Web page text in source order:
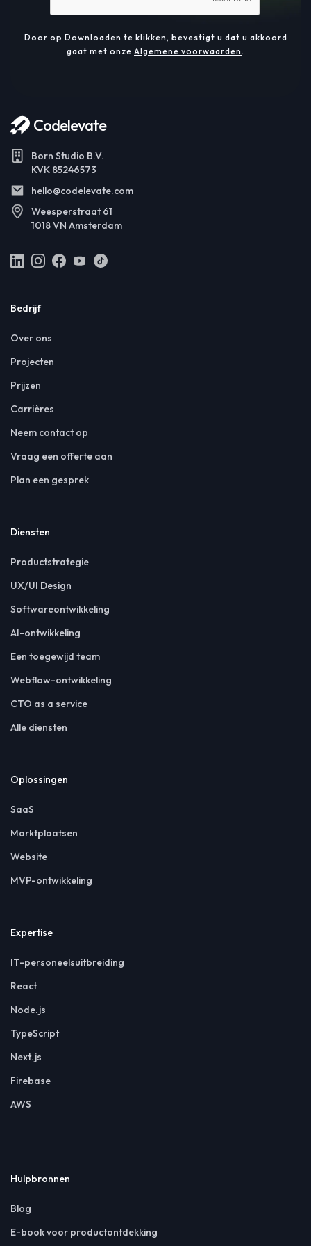
Door op Downloaden te klikken, bevestigt u dat u akkoord
gaat met onze Algemene voorwaarden .
Codelevate
Born Studio B.V.
KVK 85246573
hello@codelevate.com
Weesperstraat 61
1018 VN Amsterdam
Bedrijf
Over ons
Projecten
Prijzen
Carrières
Neem contact op
Vraag een offerte aan
Plan een gesprek
Diensten
Productstrategie
UX/UI Design
Softwareontwikkeling
AI-ontwikkeling
Een toegewijd team
Webflow-ontwikkeling
CTO as a service
Alle diensten
Oplossingen
SaaS
Marktplaatsen
Website
MVP-ontwikkeling
Expertise
IT-personeelsuitbreiding
React
Node.js
TypeScript
Next.js
Firebase
AWS
Hulpbronnen
Blog
E-book voor productontdekking